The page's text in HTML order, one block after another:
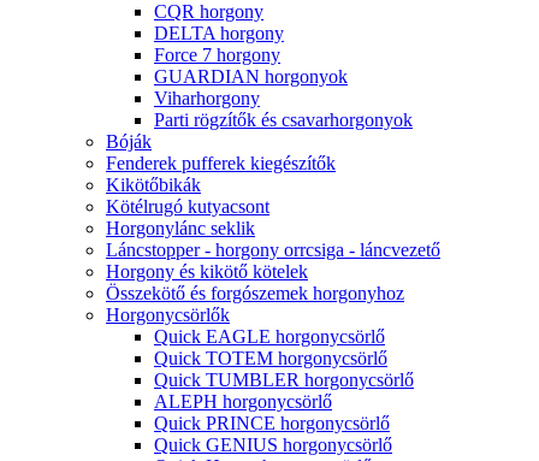
CQR horgony
DELTA horgony
Force 7 horgony
GUARDIAN horgonyok
Viharhorgony
Parti rögzítők és csavarhorgonyok
Bóják
Fenderek pufferek kiegészítők
Kikötőbikák
Kötélrugó kutyacsont
Horgonylánc seklik
Láncstopper - horgony orrcsiga - láncvezető
Horgony és kikötő kötelek
Összekötő és forgószemek horgonyhoz
Horgonycsörlők
Quick EAGLE horgonycsörlő
Quick TOTEM horgonycsörlő
Quick TUMBLER horgonycsörlő
ALEPH horgonycsörlő
Quick PRINCE horgonycsörlő
Quick GENIUS horgonycsörlő